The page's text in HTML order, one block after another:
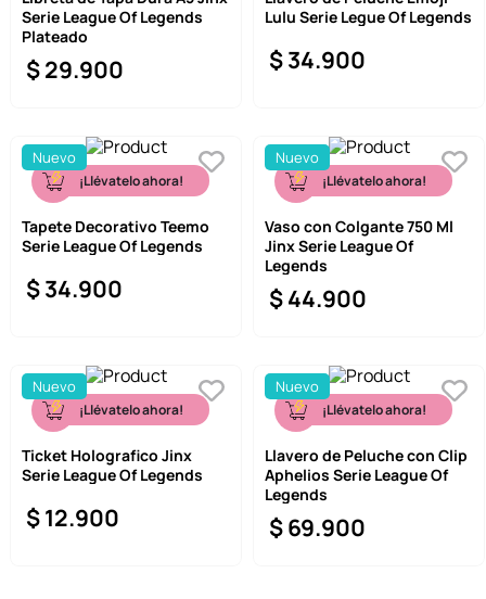
Serie League Of Legends
Plateado
$29.900
Lulu Serie Legue Of Legends
$34.900
Nuevo
¡Llévatelo ahora!
Tapete Decorativo Teemo
Serie League Of Legends
$34.900
Nuevo
¡Llévatelo ahora!
Vaso con Colgante 750 Ml
Jinx Serie League Of
Legends
$44.900
Nuevo
¡Llévatelo ahora!
Ticket Holografico Jinx
Serie League Of Legends
$12.900
Nuevo
¡Llévatelo ahora!
Llavero de Peluche con Clip
Aphelios Serie League Of
Legends
$69.900